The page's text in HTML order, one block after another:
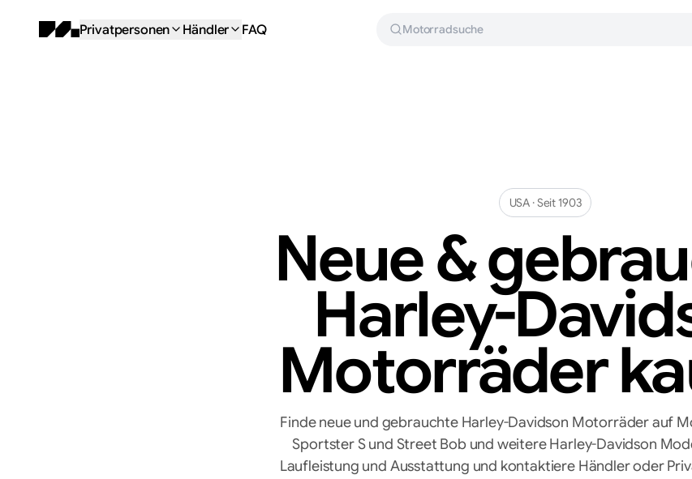
Privatpersonen Händler FAQ Motorradsuche
USA· Seit1903
Neue &
Harley-
Motorräder
Finde neue und gebrauchte Harley-Davidson Motorräder auf
Sportster S und Street Bob und weitere Harley-Davidson
Laufleistung und Ausstattung und kontaktiere Händler oder